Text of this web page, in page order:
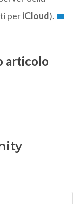
periCloud).
articolo